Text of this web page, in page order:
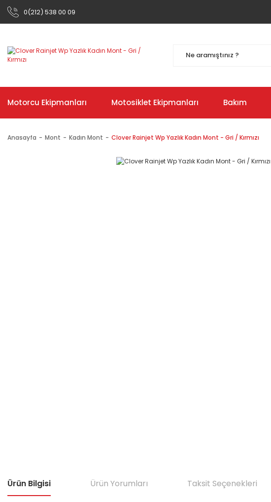
0(212) 538 00 09
Motorcu Ekipmanları Motosiklet Ekipmanları Bakım
Anasayfa Mont Kadın Mont Clover Rainjet Wp Yazlık Kadın Mont - Gri / Kırmızı
Ürün Bilgisi Ürün Yorumları Taksit Seçenekleri